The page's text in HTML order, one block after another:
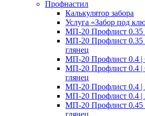
Профнастил
Калькулятор забора
Услуга «Забор под
МП-20 Профлист 0.35
МП-20 Профлист 0.35
глянец
МП-20 Профлист 0.4 |
МП-20 Профлист 0.4 |
глянец
МП-20 Профлист 0.4 |
МП-20 Профлист 0.4 |
МП-20 Профлист 0.45